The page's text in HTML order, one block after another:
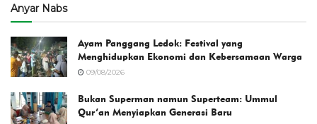
Anyar Nabs
Ayam Panggang Ledok: Festival yang
Menghidupkan Ekonomi dan Kebersamaan Warga
09/08/2026
Bukan Superman namun Superteam: Ummul
Qur’an Menyiapkan Generasi Baru